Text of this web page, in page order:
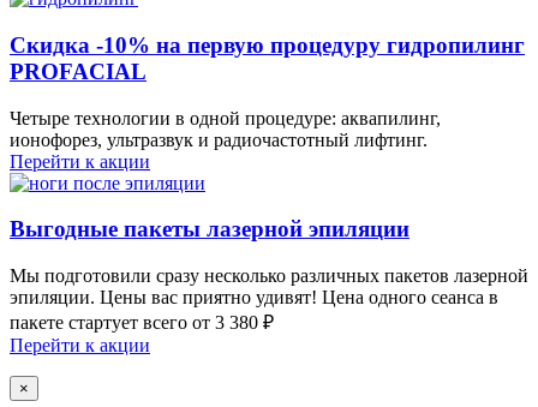
Скидка -10% на первую процедуру гидропилинг
PROFACIAL
Четыре технологии в одной процедуре: аквапилинг,
ионофорез, ультразвук и радиочастотный лифтинг.
Перейти к акции
Выгодные пакеты лазерной эпиляции
Мы подготовили сразу несколько различных пакетов лазерной
эпиляции. Цены вас приятно удивят! Цена одного сеанса в
пакете стартует всего от 3 380 ₽
Перейти к акции
×